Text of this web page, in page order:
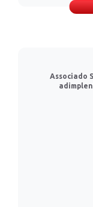
Associado